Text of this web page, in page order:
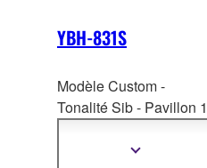
YBH-831S
Modèle Custom -
Tonalité Sib - Pavillon 1
mm - Perce ML : 11,65
Afficher